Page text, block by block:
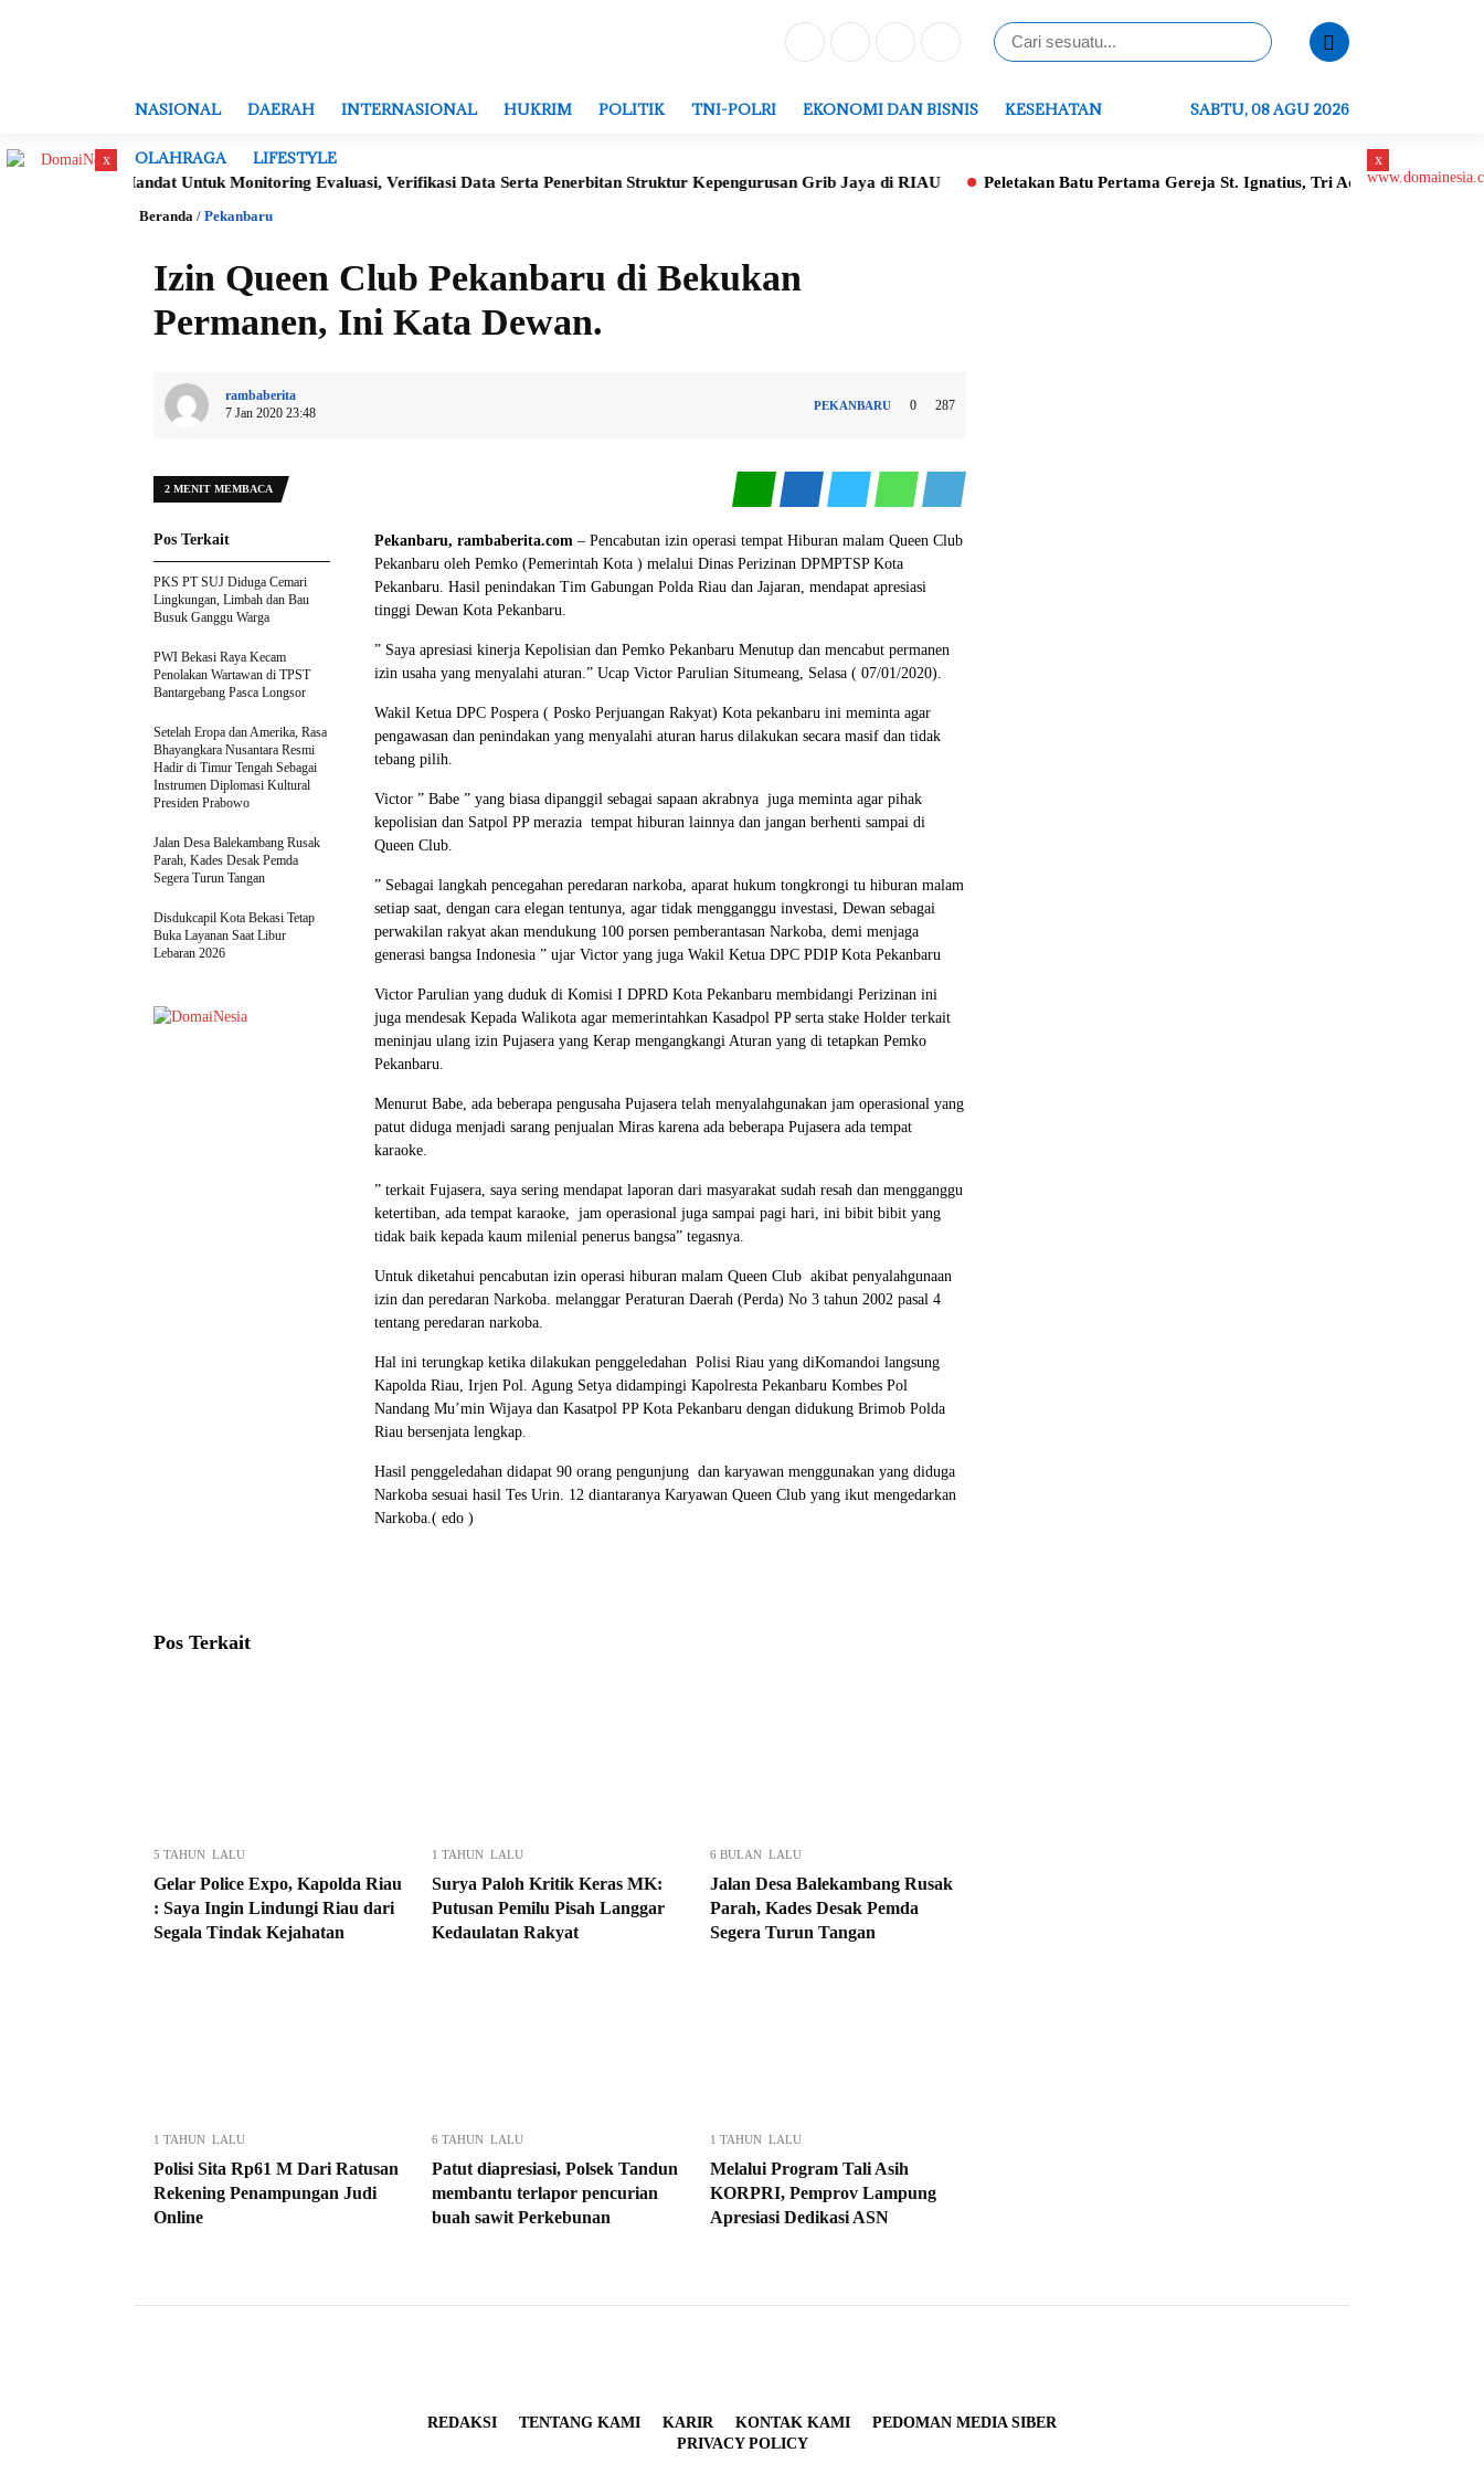
NASIONAL DAERAH INTERNASIONAL HUKRIM POLITIK TNI-POLRI EKONOMI DAN BISNIS KESEHATAN
OLAHRAGA LIFESTYLE
SABTU, 08 AGU 2026
Mandat Untuk Monitoring Evaluasi, Verifikasi Data Serta Penerbitan Struktur Kepengurusan Grib Jaya di RIAU Peletakan Batu Pertama Gereja St. Ignatius, Tri Adhianto Tegaskan
Beranda / Pekanbaru
Izin Queen Club Pekanbaru di Bekukan
Permanen, Ini Kata Dewan.
rambaberita
7 Jan 2020 23:48
PEKANBARU 0 287
2 MENIT MEMBACA
Pekanbaru, rambaberita.com – Pencabutan izin operasi tempat Hiburan malam Queen Club
Pekanbaru oleh Pemko (Pemerintah Kota ) melalui Dinas Perizinan DPMPTSP Kota
Pekanbaru. Hasil penindakan Tim Gabungan Polda Riau dan Jajaran, mendapat apresiasi
tinggi Dewan Kota Pekanbaru.
” Saya apresiasi kinerja Kepolisian dan Pemko Pekanbaru Menutup dan mencabut permanen
izin usaha yang menyalahi aturan.” Ucap Victor Parulian Situmeang, Selasa ( 07/01/2020).
Wakil Ketua DPC Pospera ( Posko Perjuangan Rakyat) Kota pekanbaru ini meminta agar
pengawasan dan penindakan yang menyalahi aturan harus dilakukan secara masif dan tidak
tebang pilih.
Victor ” Babe ” yang biasa dipanggil sebagai sapaan akrabnya juga meminta agar pihak
kepolisian dan Satpol PP merazia tempat hiburan lainnya dan jangan berhenti sampai di
Queen Club.
” Sebagai langkah pencegahan peredaran narkoba, aparat hukum tongkrongi tu hiburan malam
setiap saat, dengan cara elegan tentunya, agar tidak mengganggu investasi, Dewan sebagai
perwakilan rakyat akan mendukung 100 porsen pemberantasan Narkoba, demi menjaga
generasi bangsa Indonesia ” ujar Victor yang juga Wakil Ketua DPC PDIP Kota Pekanbaru
Victor Parulian yang duduk di Komisi I DPRD Kota Pekanbaru membidangi Perizinan ini
juga mendesak Kepada Walikota agar memerintahkan Kasadpol PP serta stake Holder terkait
meninjau ulang izin Pujasera yang Kerap mengangkangi Aturan yang di tetapkan Pemko
Pekanbaru.
Menurut Babe, ada beberapa pengusaha Pujasera telah menyalahgunakan jam operasional yang
patut diduga menjadi sarang penjualan Miras karena ada beberapa Pujasera ada tempat
karaoke.
” terkait Fujasera, saya sering mendapat laporan dari masyarakat sudah resah dan mengganggu
ketertiban, ada tempat karaoke, jam operasional juga sampai pagi hari, ini bibit bibit yang
tidak baik kepada kaum milenial penerus bangsa” tegasnya.
Untuk diketahui pencabutan izin operasi hiburan malam Queen Club akibat penyalahgunaan
izin dan peredaran Narkoba. melanggar Peraturan Daerah (Perda) No 3 tahun 2002 pasal 4
tentang peredaran narkoba.
Hal ini terungkap ketika dilakukan penggeledahan Polisi Riau yang diKomandoi langsung
Kapolda Riau, Irjen Pol. Agung Setya didampingi Kapolresta Pekanbaru Kombes Pol
Nandang Mu’min Wijaya dan Kasatpol PP Kota Pekanbaru dengan didukung Brimob Polda
Riau bersenjata lengkap.
Hasil penggeledahan didapat 90 orang pengunjung dan karyawan menggunakan yang diduga
Narkoba sesuai hasil Tes Urin. 12 diantaranya Karyawan Queen Club yang ikut mengedarkan
Narkoba.( edo )
Pos Terkait
PKS PT SUJ Diduga Cemari
Lingkungan, Limbah dan Bau
Busuk Ganggu Warga
PWI Bekasi Raya Kecam
Penolakan Wartawan di TPST
Bantargebang Pasca Longsor
Setelah Eropa dan Amerika, Rasa
Bhayangkara Nusantara Resmi
Hadir di Timur Tengah Sebagai
Instrumen Diplomasi Kultural
Presiden Prabowo
Jalan Desa Balekambang Rusak
Parah, Kades Desak Pemda
Segera Turun Tangan
Disdukcapil Kota Bekasi Tetap
Buka Layanan Saat Libur
Lebaran 2026
Pos Terkait
5 TAHUN LALU
Gelar Police Expo, Kapolda Riau
: Saya Ingin Lindungi Riau dari
Segala Tindak Kejahatan
1 TAHUN LALU
Surya Paloh Kritik Keras MK:
Putusan Pemilu Pisah Langgar
Kedaulatan Rakyat
6 BULAN LALU
Jalan Desa Balekambang Rusak
Parah, Kades Desak Pemda
Segera Turun Tangan
1 TAHUN LALU
Polisi Sita Rp61 M Dari Ratusan
Rekening Penampungan Judi
Online
6 TAHUN LALU
Patut diapresiasi, Polsek Tandun
membantu terlapor pencurian
buah sawit Perkebunan
1 TAHUN LALU
Melalui Program Tali Asih
KORPRI, Pemprov Lampung
Apresiasi Dedikasi ASN
x x
REDAKSI TENTANG KAMI KARIR KONTAK KAMI
PEDOMAN MEDIA SIBER
PRIVACY POLICY